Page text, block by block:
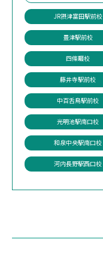
JR摂津富田駅前校
豊津駅前校
四條畷校
藤井寺駅前校
中百舌鳥駅前校
光明池駅南口校
和泉中央駅南口校
河内長野駅西口校